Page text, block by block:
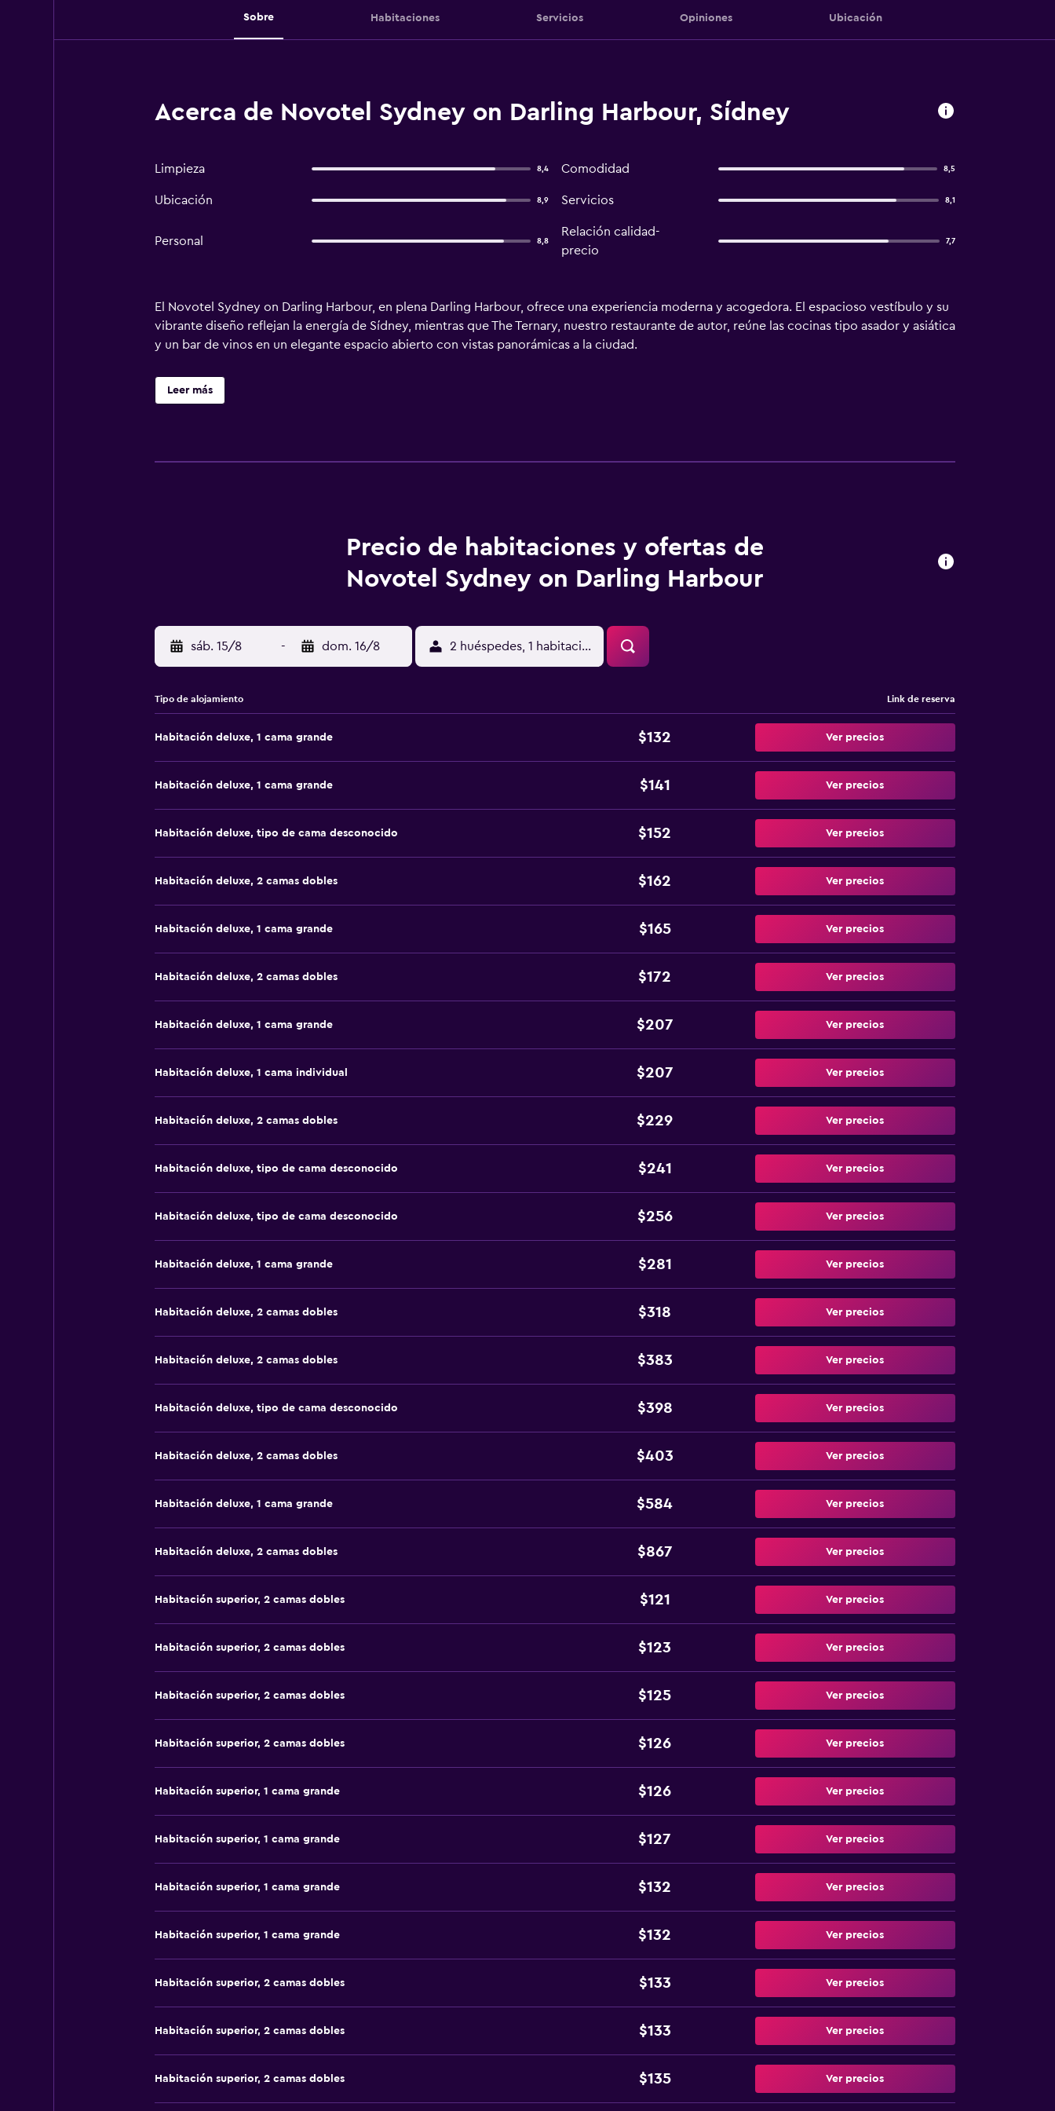
Sobre Habitaciones Servicios Opiniones Ubicación
Acerca de Novotel Sydney on Darling Harbour, Sídney
Limpieza 8,4 Comodidad 8,5
Ubicación 8,9 Servicios 8,1
Personal 8,8
Relación calidad-
precio
7,7
El Novotel Sydney on Darling Harbour, en plena Darling Harbour, ofrece una experiencia moderna y acogedora. El espacioso vestíbulo y su
vibrante diseño reflejan la energía de Sídney, mientras que The Ternary, nuestro restaurante de autor, reúne las cocinas tipo asador y asiática
y un bar de vinos en un elegante espacio abierto con vistas panorámicas a la ciudad.
Leer más
Precio de habitaciones y ofertas de
Novotel Sydney on Darling Harbour
sáb. 15/8 - dom. 16/8 2 huéspedes, 1 habitación
Tipo de alojamiento Link de reserva
Habitación deluxe, 1 cama grande $132 Ver precios
Habitación deluxe, 1 cama grande $141 Ver precios
Habitación deluxe, tipo de cama desconocido $152 Ver precios
Habitación deluxe, 2 camas dobles $162 Ver precios
Habitación deluxe, 1 cama grande $165 Ver precios
Habitación deluxe, 2 camas dobles $172 Ver precios
Habitación deluxe, 1 cama grande $207 Ver precios
Habitación deluxe, 1 cama individual $207 Ver precios
Habitación deluxe, 2 camas dobles $229 Ver precios
Habitación deluxe, tipo de cama desconocido $241 Ver precios
Habitación deluxe, tipo de cama desconocido $256 Ver precios
Habitación deluxe, 1 cama grande $281 Ver precios
Habitación deluxe, 2 camas dobles $318 Ver precios
Habitación deluxe, 2 camas dobles $383 Ver precios
Habitación deluxe, tipo de cama desconocido $398 Ver precios
Habitación deluxe, 2 camas dobles $403 Ver precios
Habitación deluxe, 1 cama grande $584 Ver precios
Habitación deluxe, 2 camas dobles $867 Ver precios
Habitación superior, 2 camas dobles $121 Ver precios
Habitación superior, 2 camas dobles $123 Ver precios
Habitación superior, 2 camas dobles $125 Ver precios
Habitación superior, 2 camas dobles $126 Ver precios
Habitación superior, 1 cama grande $126 Ver precios
Habitación superior, 1 cama grande $127 Ver precios
Habitación superior, 1 cama grande $132 Ver precios
Habitación superior, 1 cama grande $132 Ver precios
Habitación superior, 2 camas dobles $133 Ver precios
Habitación superior, 2 camas dobles $133 Ver precios
Habitación superior, 2 camas dobles $135 Ver precios